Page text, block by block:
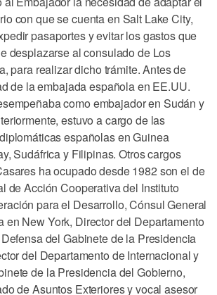
con que se cuenta en Salt Lake City,
pasaportes y evitar los gastos que
desplazarse al consulado de Los
para realizar dicho trámite. Antes de
de la embajada española en EE.UU.
como embajador en Sudán y
estuvo a cargo de las
españolas en Guinea
Sudáfrica y Filipinas. Otros cargos
ha ocupado desde 1982 son el de
de Acción Cooperativa del Instituto
para el Desarrollo, Cónsul General
en New York, Director del Departamento
del Gabinete de la Presidencia
del Departamento de Internacional y
de la Presidencia del Gobierno,
de Asuntos Exteriores y vocal asesor